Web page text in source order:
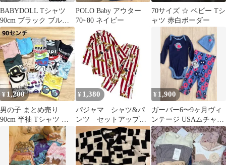
BABYDOLL Tシャツ
90cm ブラック ブルー
王冠ロゴ トップス 古
着
POLO Baby アウター
70~80 ネイビー
70サイズ ☆ ベビー Tシ
ャツ 赤白ボーダー
¥ 1,200
男の子 まとめ売り
90cm 半袖 Tシャツ タ
ンク セット 西松屋 デ
ィズニー
¥ 1,380
パジャマ シャツ&パ
ンツ セットアップ
犬 ストライプ XS相
当 8La
¥ 1,900
ガーバー6〜9ヶ月ヴィ
ンテージ USAムチャチ
ャ ブーフーウー古着
ロンパース